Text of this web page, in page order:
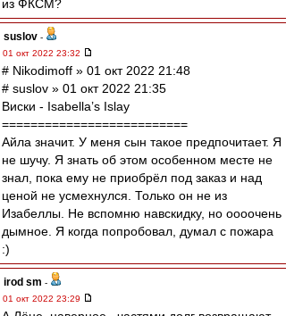
из ФКСМ?
suslov -
01 окт 2022 23:32
# Nikodimoff » 01 окт 2022 21:48
# suslov » 01 окт 2022 21:35
Виски - Isabella’s Islay
==========================
Айла значит. У меня сын такое предпочитает. Я
не шучу. Я знать об этом особенном месте не
знал, пока ему не приобрёл под заказ и над
ценой не усмехнулся. Только он не из
Изабеллы. Не вспомню навскидку, но оооочень
дымное. Я когда попробовал, думал с пожара
:)
irod sm -
01 окт 2022 23:29